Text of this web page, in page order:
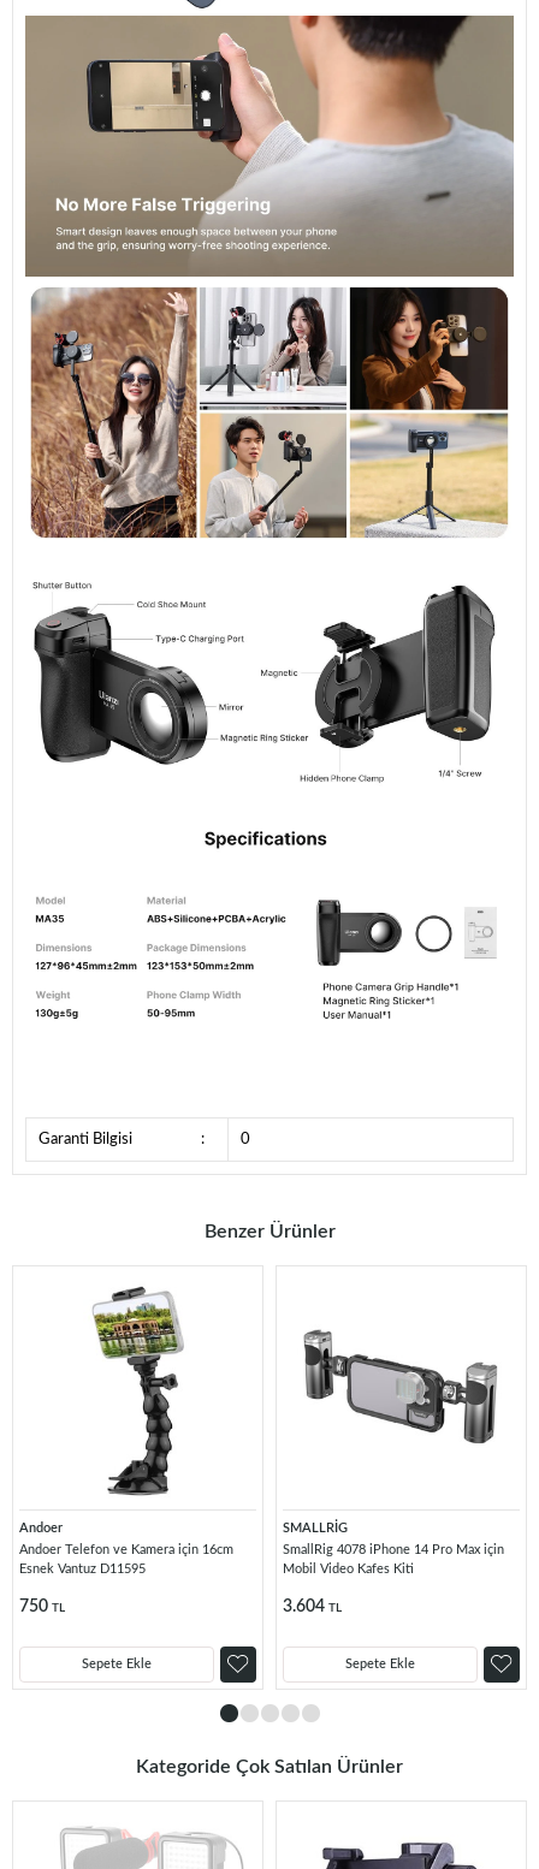
Garanti Bilgisi : 0
Benzer Ürünler
Andoer
Andoer Telefon ve Kamera için 16cm
Esnek Vantuz D11595
750 TL
Sepete Ekle
SMALLRİG
SmallRig 4078 iPhone 14 Pro Max için
Mobil Video Kafes Kiti
3.604 TL
Sepete Ekle
Kategoride Çok Satılan Ürünler